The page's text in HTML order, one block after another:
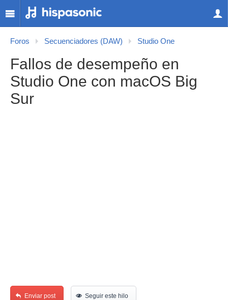
Foros Secuenciadores (DAW) Studio One
Fallos de desempeño en
Studio One con macOS Big
Sur
Enviar post Seguir este hilo